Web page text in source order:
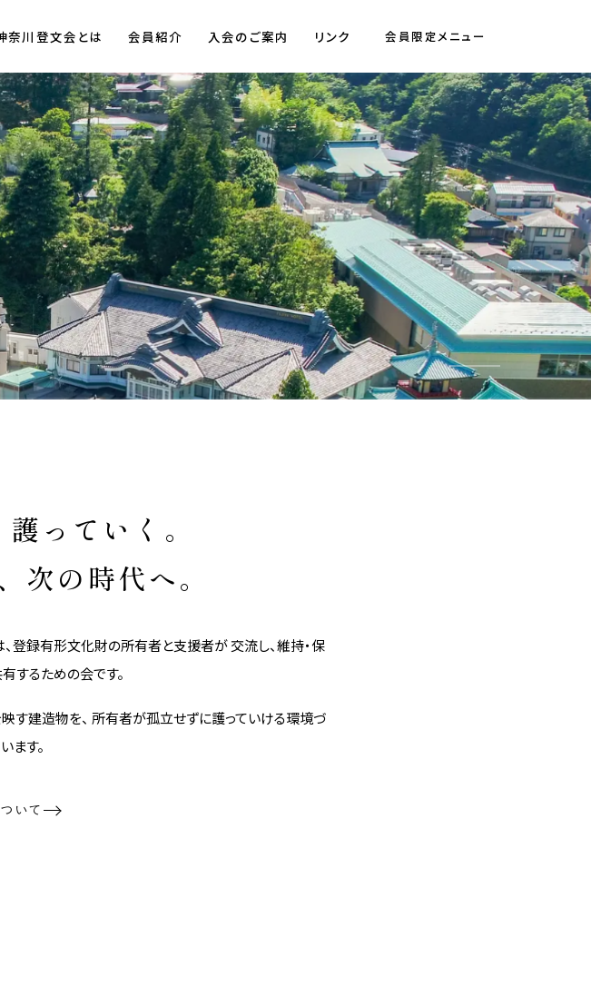
奈川登文会とは 会員紹介 入会のご案内 リンク 会員限定メニュー
っていく。
次の時代へ。
登録有形文化財の所有者と支援者が 交流し、維持・保
するための会です。
す建造物を、 所有者が孤立せずに護っていける環境づ
ます。
いて